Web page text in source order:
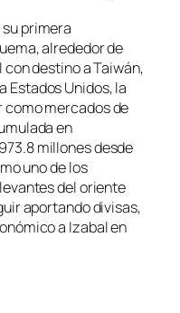
primera
alrededor de
destino a Taiwán,
Estados Unidos, la
como mercados de
en
millones desde
uno de los
del oriente
aportando divisas,
a Izabal en